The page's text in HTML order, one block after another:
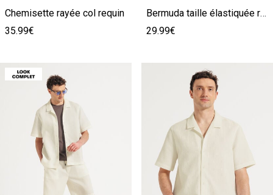
Chemisette rayée col requin
35.99€
Bermuda taille élastiquée rayé
29.99€